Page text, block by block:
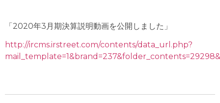
「2020年3 月期決算説明動画を公開しました」
http://ircms.irstreet.com/contents/data_url.php?